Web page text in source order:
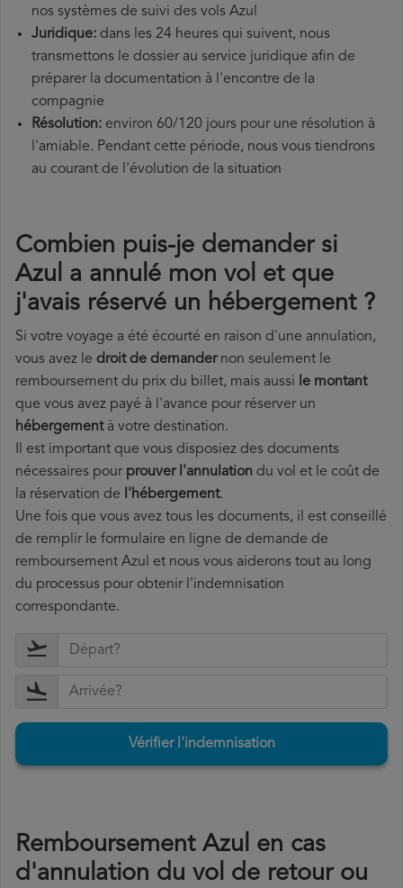
nos systèmes de suivi des vols Azul
Juridique: dans les 24 heures qui suivent, nous
transmettons le dossier au service juridique afin de
préparer la documentation à l'encontre de la
compagnie
Résolution: environ 60/120 jours pour une résolution à
l'amiable. Pendant cette période, nous vous tiendrons
au courant de l'évolution de la situation
Combien puis-je demander si
Azul a annulé mon vol et que
j'avais réservé un hébergement ?
Si votre voyage a été écourté en raison d'une annulation,
vous avez le droit de demandernon seulement le
remboursement du prix du billet, mais aussi le montant
que vous avez payé à l'avance pour réserver un
hébergementà votre destination.
Il est important que vous disposiez des documents
nécessaires pour prouver l'annulation du vol et le coût de
la réservation de l'hébergement.
Une fois que vous avez tous les documents, il est conseillé
de remplir le formulaire en ligne de demande de
remboursement Azul et nous vous aiderons tout au long
du processus pour obtenir l'indemnisation
correspondante.
Vérifier l'indemnisation
Remboursement Azul en cas
d'annulation du vol de retour ou